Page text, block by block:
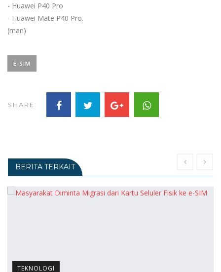
- Huawei P40 Pro
- Huawei Mate P40 Pro.
(man)
E-SIM
SHARE:
BERITA TERKAIT
TEKNOLOGI